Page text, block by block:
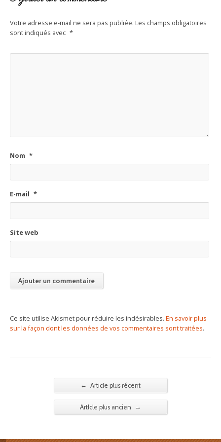
Votre adresse e-mail ne sera pas publiée. Les champs obligatoires
sont indiqués avec *
Nom *
E-mail *
Site web
Ce site utilise Akismet pour réduire les indésirables. En savoir plus
sur la façon dont les données de vos commentaires sont traitées.
← Article plus récent
Artlcle plus ancien →